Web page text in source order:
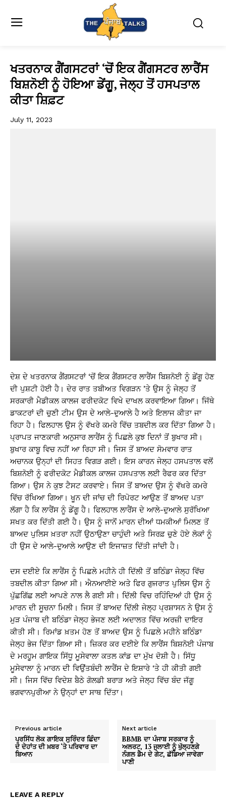
ਖਤਰਨਾਕ ਗੈਂਗਸਟਰਾਂ ‘ਚੋਂ ਇਕ ਗੈਂਗਸਟਰ ਲਾਰੈਂਸ
ਬਿਸ਼ਨੋਈ ਨੂੰ ਹੋਇਆ ਡੇਂਗੂ, ਜੇਲ੍ਹ ਤੋਂ ਹਸਪਤਾਲ
ਕੀਤਾ ਸ਼ਿਫ਼ਟ
July 11, 2023
ਦੇਸ਼ ਦੇ ਖਤਰਨਾਕ ਗੈਂਗਸਟਰਾਂ ‘ਚੋਂ ਇਕ ਗੈਂਗਸਟਰ ਲਾਰੈਂਸ ਬਿਸ਼ਨੋਈ ਨੂੰ ਡੇਂਗੂ ਹੋਣ
ਦੀ ਪੁਸ਼ਟੀ ਹੋਈ ਹੈ। ਦੇਰ ਰਾਤ ਤਬੀਅਤ ਵਿਗੜਨ ’ਤੇ ਉਸ ਨੂੰ ਜੇਲ੍ਹ ਤੋਂ
ਸਰਕਾਰੀ ਮੈਡੀਕਲ ਕਾਲਜ ਫਰੀਦਕੋਟ ਵਿਖੇ ਦਾਖਲ ਕਰਵਾਇਆ ਗਿਆ। ਜਿੱਥੇ
ਡਾਕਟਰਾਂ ਦੀ ਚੁਣੀ ਟੀਮ ਉਸ ਦੇ ਆਲੇ-ਦੁਆਲੇ ਹੈ ਅਤੇ ਇਲਾਜ ਕੀਤਾ ਜਾ
ਰਿਹਾ ਹੈ। ਫਿਲਹਾਲ ਉਸ ਨੂੰ ਵੱਖਰੇ ਕਮਰੇ ਵਿੱਚ ਤਬਦੀਲ ਕਰ ਦਿੱਤਾ ਗਿਆ ਹੈ।
ਪ੍ਰਾਪਤ ਜਾਣਕਾਰੀ ਅਨੁਸਾਰ ਲਾਰੈਂਸ ਨੂੰ ਪਿਛਲੇ ਕੁਝ ਦਿਨਾਂ ਤੋਂ ਬੁਖਾਰ ਸੀ।
ਬੁਖਾਰ ਕਾਬੂ ਵਿਚ ਨਹੀਂ ਆ ਰਿਹਾ ਸੀ। ਜਿਸ ਤੋਂ ਬਾਅਦ ਸੋਮਵਾਰ ਰਾਤ
ਅਚਾਨਕ ਉਨ੍ਹਾਂ ਦੀ ਸਿਹਤ ਵਿਗੜ ਗਈ। ਇਸ ਕਾਰਨ ਜੇਲ੍ਹ ਹਸਪਤਾਲ ਵਲੋਂ
ਬਿਸ਼ਨੋਈ ਨੂੰ ਫਰੀਦਕੋਟ ਮੈਡੀਕਲ ਕਾਲਜ ਹਸਪਤਾਲ ਲਈ ਰੈਫਰ ਕਰ ਦਿੱਤਾ
ਗਿਆ। ਉਸ ਨੇ ਕੁਝ ਟੈਸਟ ਕਰਵਾਏ। ਜਿਸ ਤੋਂ ਬਾਅਦ ਉਸ ਨੂੰ ਵੱਖਰੇ ਕਮਰੇ
ਵਿੱਚ ਰੱਖਿਆ ਗਿਆ। ਖੂਨ ਦੀ ਜਾਂਚ ਦੀ ਰਿਪੋਰਟ ਆਉਣ ਤੋਂ ਬਾਅਦ ਪਤਾ
ਲੱਗਾ ਹੈ ਕਿ ਲਾਰੈਂਸ ਨੂੰ ਡੇਂਗੂ ਹੈ। ਫਿਲਹਾਲ ਲਾਰੈਂਸ ਦੇ ਆਲੇ-ਦੁਆਲੇ ਸੁਰੱਖਿਆ
ਸਖਤ ਕਰ ਦਿੱਤੀ ਗਈ ਹੈ। ਉਸ ਨੂੰ ਜਾਨੋਂ ਮਾਰਨ ਦੀਆਂ ਧਮਕੀਆਂ ਮਿਲਣ ਤੋਂ
ਬਾਅਦ ਪੁਲਿਸ ਖ਼ਤਰਾ ਨਹੀਂ ਉਠਾਉਣਾ ਚਾਹੁੰਦੀ ਅਤੇ ਸਿਰਫ਼ ਚੁਣੇ ਹੋਏ ਲੋਕਾਂ ਨੂੰ
ਹੀ ਉਸ ਦੇ ਆਲੇ-ਦੁਆਲੇ ਆਉਣ ਦੀ ਇਜਾਜ਼ਤ ਦਿੱਤੀ ਜਾਂਦੀ ਹੈ।
ਦਸ ਦਈਏ ਕਿ ਲਾਰੈਂਸ ਨੂੰ ਪਿਛਲੇ ਮਹੀਨੇ ਹੀ ਦਿੱਲੀ ਤੋਂ ਬਠਿੰਡਾ ਜੇਲ੍ਹ ਵਿੱਚ
ਤਬਦੀਲ ਕੀਤਾ ਗਿਆ ਸੀ। ਐਨਆਈਏ ਅਤੇ ਫਿਰ ਗੁਜਰਾਤ ਪੁਲਿਸ ਉਸ ਨੂੰ
ਪੁੱਛਗਿੱਛ ਲਈ ਆਪਣੇ ਨਾਲ ਲੈ ਗਈ ਸੀ। ਦਿੱਲੀ ਵਿਚ ਰਹਿੰਦਿਆਂ ਹੀ ਉਸ ਨੂੰ
ਮਾਰਨ ਦੀ ਸੂਚਨਾ ਮਿਲੀ। ਜਿਸ ਤੋਂ ਬਾਅਦ ਦਿੱਲੀ ਜੇਲ੍ਹ ਪ੍ਰਸ਼ਾਸਨ ਨੇ ਉਸ ਨੂੰ
ਮੁੜ ਪੰਜਾਬ ਦੀ ਬਠਿੰਡਾ ਜੇਲ੍ਹ ਭੇਜਣ ਲਈ ਅਦਾਲਤ ਵਿੱਚ ਅਰਜ਼ੀ ਦਾਇਰ
ਕੀਤੀ ਸੀ। ਰਿਮਾਂਡ ਖ਼ਤਮ ਹੋਣ ਤੋਂ ਬਾਅਦ ਉਸ ਨੂੰ ਪਿਛਲੇ ਮਹੀਨੇ ਬਠਿੰਡਾ
ਜੇਲ੍ਹ ਭੇਜ ਦਿੱਤਾ ਗਿਆ ਸੀ। ਜ਼ਿਕਰ ਕਰ ਦਈਏ ਕਿ ਲਾਰੈਂਸ ਬਿਸ਼ਨੋਈ ਪੰਜਾਬ
ਦੇ ਮਰਹੂਮ ਗਾਇਕ ਸਿੱਧੂ ਮੂਸੇਵਾਲਾ ਕਤਲ ਕਾਂਡ ਦਾ ਮੁੱਖ ਦੋਸ਼ੀ ਹੈ। ਸਿੱਧੂ
ਮੂਸੇਵਾਲਾ ਨੂੰ ਮਾਰਨ ਦੀ ਵਿਉਂਤਬੰਦੀ ਲਾਰੈਂਸ ਦੇ ਇਸ਼ਾਰੇ ‘ਤੇ ਹੀ ਕੀਤੀ ਗਈ
ਸੀ। ਜਿਸ ਵਿੱਚ ਵਿਦੇਸ਼ ਬੈਠੇ ਗੋਲਡੀ ਬਰਾੜ ਅਤੇ ਜੇਲ੍ਹ ਵਿੱਚ ਬੰਦ ਜੱਗੂ
ਭਗਵਾਨਪੁਰੀਆ ਨੇ ਉਨ੍ਹਾਂ ਦਾ ਸਾਥ ਦਿੱਤਾ।
Previous article
ਪ੍ਰਸਿੱਧ ਲੋਕ ਗਾਇਕ ਸੁਰਿੰਦਰ ਛਿੰਦਾ
ਦੇ ਦੇਹਾਂਤ ਦੀ ਖ਼ਬਰ ‘ਤੇ ਪਰਿਵਾਰ ਦਾ
ਬਿਆਨ
Next article
BBMB ਦਾ ਪੰਜਾਬ ਸਰਕਾਰ ਨੂੰ
ਅਲਰਟ, 13 ਜੁਲਾਈ ਨੂੰ ਖੁੱਲ੍ਹਣਗੇ
ਨੰਗਲ ਡੈਮ ਦੇ ਗੇਟ, ਛੱਡਿਆ ਜਾਵੇਗਾ
ਪਾਣੀ
LEAVE A REPLY